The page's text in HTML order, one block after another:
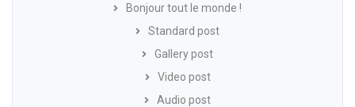
Bonjour tout le monde !
Standard post
Gallery post
Video post
Audio post